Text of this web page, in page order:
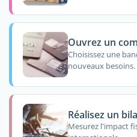
Ouvrez un
Choisissez une
nouveaux besoins.
Réalisez un
Mesurez l'impact